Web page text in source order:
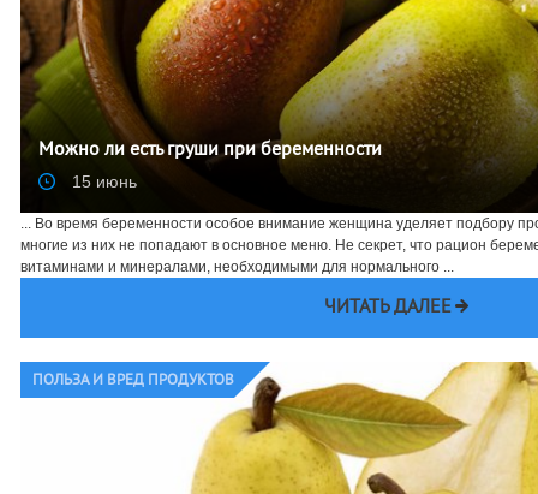
Можно ли есть груши при беременности
15 июнь
... Во время беременности особое внимание женщина уделяет подбору
многие из них не попадают в основное меню. Не секрет, что рацион
витаминами и минералами, необходимыми для нормального ...
ЧИТАТЬ ДАЛЕЕ
ПОЛЬЗА И ВРЕД ПРОДУКТОВ